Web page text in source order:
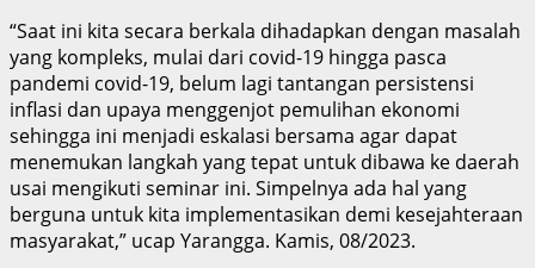
“Saat ini kita secara berkala dihadapkan dengan masalah
yang kompleks, mulai dari covid-19 hingga pasca
pandemi covid-19, belum lagi tantangan persistensi
inflasi dan upaya menggenjot pemulihan ekonomi
sehingga ini menjadi eskalasi bersama agar dapat
menemukan langkah yang tepat untuk dibawa ke daerah
usai mengikuti seminar ini. Simpelnya ada hal yang
berguna untuk kita implementasikan demi kesejahteraan
masyarakat,” ucap Yarangga. Kamis, 08/2023.